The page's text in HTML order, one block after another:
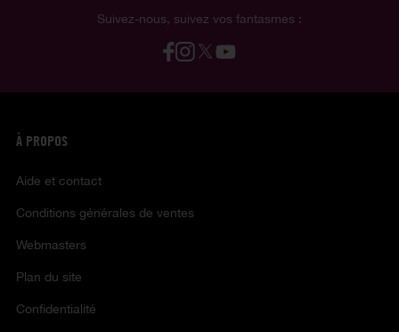
Suivez-nous, suivez vos fantasmes :
À PROPOS
Aide et contact
Conditions générales de ventes
Webmasters
Plan du site
Confidentialité